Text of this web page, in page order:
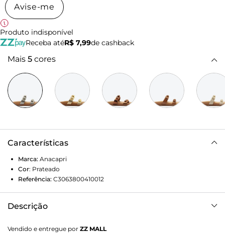
Avise-me
Produto indisponível
Receba atéR$ 7,99de cashback
Mais 5 cores
Características
Marca: Anacapri
Cor: Prateado
Referência: C3063800410012
Descrição
Vendido e entregue por ZZ MALL